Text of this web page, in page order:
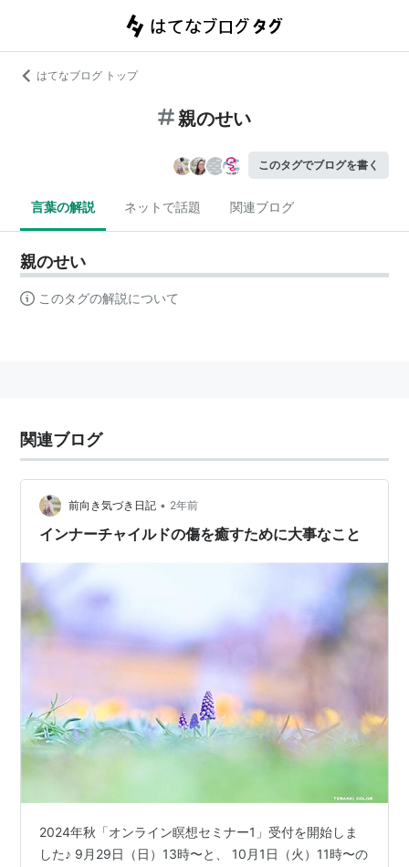
はてなブログ トップ
親のせい
このタグでブログを書く
言葉の解説 ネットで話題 関連ブログ
親のせい
このタグの解説について
関連ブログ
前向き気づき日記 • 2年前
インナーチャイルドの傷を癒すために大事なこと
2024年秋「オンライン瞑想セミナー1」受付を開始しま
した♪ 9月29日（日）13時〜と、 10月1日（火）11時〜の